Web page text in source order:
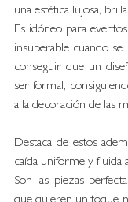
una estética lujosa,
Es idóneo para
insuperable cuando
conseguir que un
ser formal,
a la decoración de las
Destaca de estos
caída uniforme y fluida
Son las piezas